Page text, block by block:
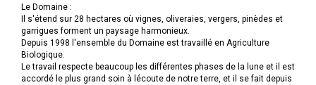
Le Domaine :
Il s'étend sur 28 hectares où vignes, oliveraies, vergers, pinèdes et
garrigues forment un paysage harmonieux.
Depuis 1998 l'ensemble du Domaine est travaillé en Agriculture
Biologique.
Le travail respecte beaucoup les différentes phases de la lune et il est
accordé le plus grand soin à lécoute de notre terre, et il se fait depuis